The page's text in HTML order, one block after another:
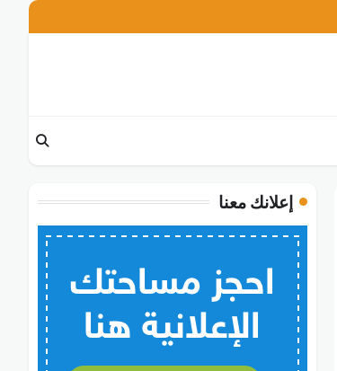
إعلانك معنا